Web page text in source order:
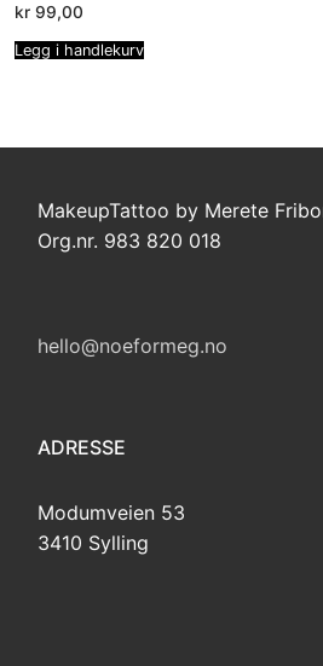
kr 99,00
Legg i handlekurv
MakeupTattoo by Merete
Org.nr. 983 820 018
hello@noeformeg.no
ADRESSE
Modumveien 53
3410 Sylling